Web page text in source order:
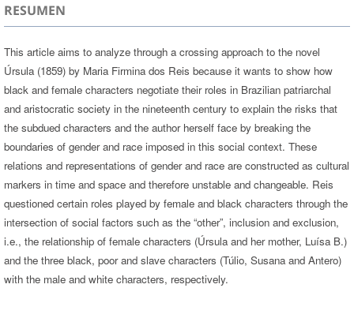
RESUMEN
This article aims to analyze through a crossing approach to the novel
Úrsula (1859) by Maria Firmina dos Reis because it wants to show how
black and female characters negotiate their roles in Brazilian patriarchal
and aristocratic society in the nineteenth century to explain the risks that
the subdued characters and the author herself face by breaking the
boundaries of gender and race imposed in this social context. These
relations and representations of gender and race are constructed as cultural
markers in time and space and therefore unstable and changeable. Reis
questioned certain roles played by female and black characters through the
intersection of social factors such as the “other”, inclusion and exclusion,
i.e., the relationship of female characters (Úrsula and her mother, Luísa B.)
and the three black, poor and slave characters (Túlio, Susana and Antero)
with the male and white characters, respectively.